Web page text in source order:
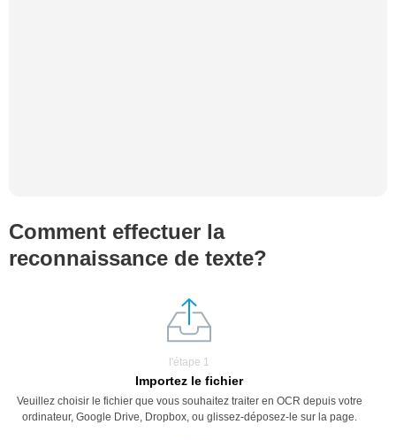
Comment effectuer la
reconnaissance de texte?
l'étape 1
Importez le fichier
Veuillez choisir le fichier que vous souhaitez traiter en OCR depuis votre
ordinateur, Google Drive, Dropbox, ou glissez-déposez-le sur la page.